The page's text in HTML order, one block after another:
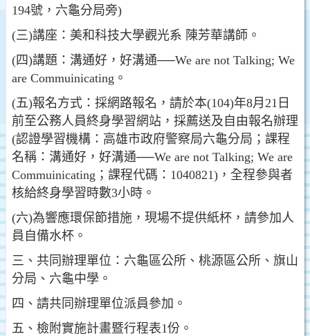
194號，六龜分局旁)
(三)講座：美和科技大學觀光系 陳芳華講師。
(四)講題：溝通好，好溝通──We are not Talking; We
are Commuinicating。
(五)報名方式：採網路報名，請於本(104)年8月21日
前至公務人員終身學習網站，採薦送及自由報名辦理
(認證學習機構：高雄市政府警察局六龜分局；課程
名稱：溝通好，好溝通──We are not Talking; We are
Commuinicating；課程代碼：1040821)，全程參與者
核給終身學習時數3小時。
(六)為響應環保節措施，現場不提供紙杯，請參加人
員自備水杯。
三、共同辦理單位：六龜區公所、桃源區公所、旗山
分局、六龜中學。
四、請共同辦理單位派員參加。
五、檢附實施計畫暨行程表1份。